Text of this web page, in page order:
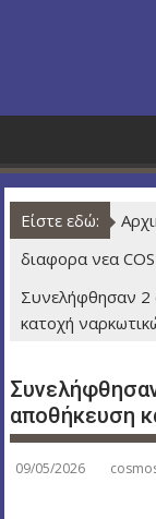
σ
ε
Είστε εδώ:
διαφορα νεα
Συνελήφθησαν 2
κατοχή
αποθήκευση
09/05/2026